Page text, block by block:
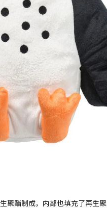
聚酯制成，内部也填充了再生